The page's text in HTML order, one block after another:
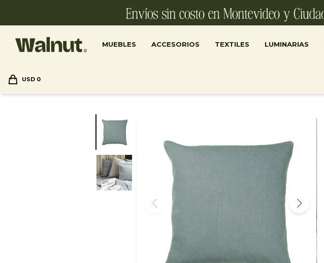
MUEBLES ACCESORIOS TEXTILES LUMINARIAS
USD 0